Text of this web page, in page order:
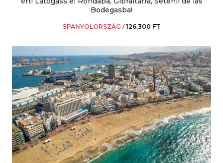
Bodegasba!
SPANYOLORSZÁG /126.300 FT